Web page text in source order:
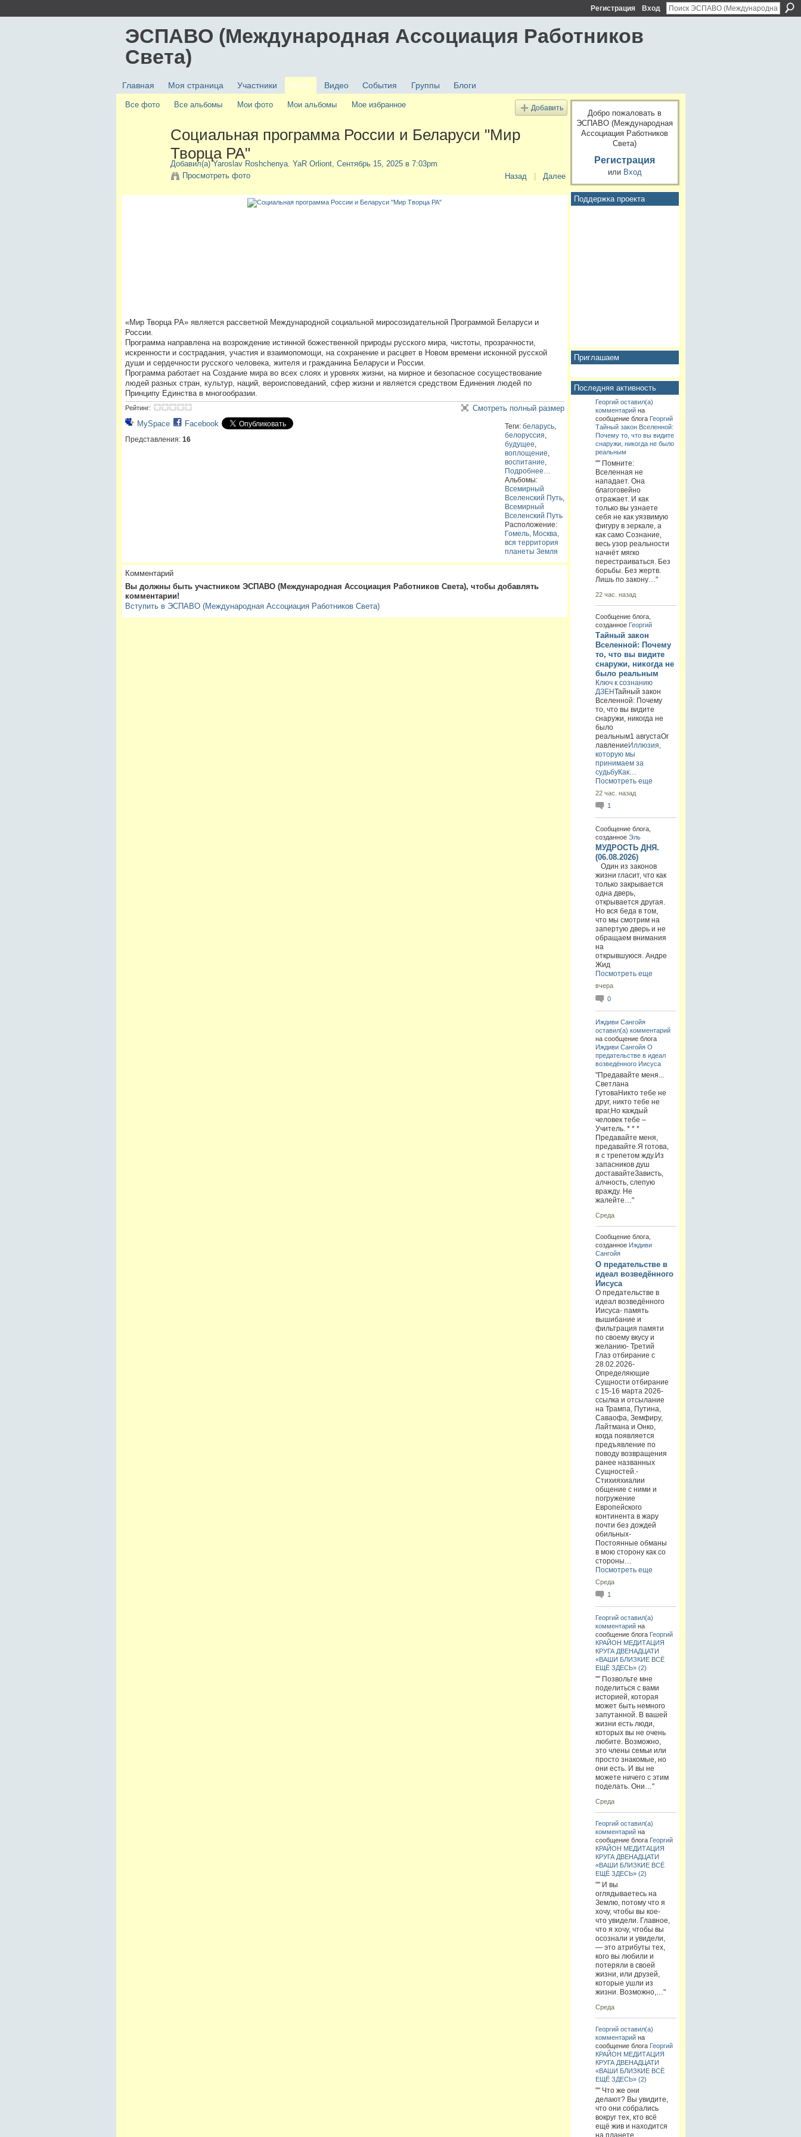
Регистрация Вход
ЭСПАВО (Международная Ассоциация Работников
Света)
Главная Моя страница Участники Фото Видео События Группы Блоги
Все фото Все альбомы Мои фото Мои альбомы Мое избранное Добавить
Социальная программа России и Беларуси "Мир
Творца РА"
Добавил(а)Yaroslav Roshchenya. YaR Orliont, Сентябрь 15, 2025 в 7:03pm
Просмотреть фото
Назад | Далее
«Мир Творца РА» является рассветной Международной социальной миросозидательной Программой Беларуси и
России.
Программа направлена на возрождение истинной божественной природы русского мира, чистоты, прозрачности,
искренности и сострадания, участия и взаимопомощи, на сохранение и расцвет в Новом времени исконной русской
души и сердечности русского человека, жителя и гражданина Беларуси и России.
Программа работает на Создание мира во всех слоях и уровнях жизни, на мирное и безопасное сосуществование
людей разных стран, культур, наций, вероисповеданий, сфер жизни и является средством Единения людей по
Принципу Единства в многообразии.
Рейтинг:
MySpace Facebook
Представления: 16
Смотреть полный размер
Теги: беларусь,
белоруссия,
будущее,
воплощение,
воспитание,
Подробнее…
Альбомы:
Всемирный
Вселенский Путь,
Всемирный
Вселенский Путь
Расположение:
Гомель, Москва,
вся территория
планеты Земля
Комментарий
Вы должны быть участником ЭСПАВО (Международная Ассоциация Работников Света), чтобы добавлять
комментарии!
Вступить в ЭСПАВО (Международная Ассоциация Работников Света)
Добро пожаловать в
ЭСПАВО (Международная
Ассоциация Работников
Света)
Регистрация
или Вход
Поддержка проекта
Приглашаем
Последняя активность
Георгий оставил(а)
комментарийна
сообщение блога Георгий
Тайный закон Вселенной:
Почему то, что вы видите
снаружи, никогда не было
реальным
"" Помните:
Вселенная не
нападает. Она
благоговейно
отражает. И как
только вы узнаете
себя не как уязвимую
фигуру в зеркале, а
как само Сознание,
весь узор реальности
начнёт мягко
перестраиваться. Без
борьбы. Без жертв.
Лишь по закону…"
22 час. назад
Сообщение блога,
созданное Георгий
Тайный закон
Вселенной: Почему
то, что вы видите
снаружи, никогда не
было реальным
Ключ к сознанию
ДЗЕНТайный закон
Вселенной: Почему
то, что вы видите
снаружи, никогда не
было
реальным1 августаОг
лавлениеИллюзия,
которую мы
принимаем за
судьбуКак…
Посмотреть еще
22 час. назад
1
Сообщение блога,
созданное Эль
МУДРОСТЬ ДНЯ.
(06.08.2026)
Один из законов
жизни гласит, что как
только закрывается
одна дверь,
открывается другая.
Но вся беда в том,
что мы смотрим на
запертую дверь и не
обращаем внимания
на
открывшуюся. Андре
Жид
Посмотреть еще
вчера
0
Иждиви Сангойя
оставил(а) комментарий
на сообщение блога
Иждиви Сангойя О
предательстве в идеал
возведённого Иисуса
"Предавайте меня...
Светлана
ГутоваНикто тебе не
друг, никто тебе не
враг,Но каждый
человек тебе –
Учитель. * * *
Предавайте меня,
предавайте.Я готова,
я с трепетом жду.Из
запасников душ
доставайтеЗависть,
алчность, слепую
вражду. Не
жалейте…"
Среда
Сообщение блога,
созданное Иждиви
Сангойя
О предательстве в
идеал возведённого
Иисуса
О предательстве в
идеал возведённого
Иисуса- память
вышибание и
фильтрация памяти
по своему вкусу и
желанию- Третий
Глаз отбирание с
28.02.2026-
Определяющие
Сущности отбирание
с 15-16 марта 2026-
ссылка и отсылание
на Трампа, Путина,
Саваофа, Земфиру,
Лайтмана и Онко,
когда появляется
предъявление по
поводу возвращения
ранее названных
Сущностей.-
Стихияхиалии
общение с ними и
погружение
Европейского
континента в жару
почти без дождей
обильных-
Постоянные обманы
в мою сторону как со
стороны…
Посмотреть еще
Среда
1
Георгий оставил(а)
комментарийна
сообщение блога Георгий
КРАЙОН МЕДИТАЦИЯ
КРУГА ДВЕНАДЦАТИ
«ВАШИ БЛИЗКИЕ ВСЁ
ЕЩЁ ЗДЕСЬ» (2)
"" Позвольте мне
поделиться с вами
историей, которая
может быть немного
запутанной. В вашей
жизни есть люди,
которых вы не очень
любите. Возможно,
это члены семьи или
просто знакомые, но
они есть. И вы не
можете ничего с этим
поделать. Они…"
Среда
Георгий оставил(а)
комментарийна
сообщение блога Георгий
КРАЙОН МЕДИТАЦИЯ
КРУГА ДВЕНАДЦАТИ
«ВАШИ БЛИЗКИЕ ВСЁ
ЕЩЁ ЗДЕСЬ» (2)
"" И вы
оглядываетесь на
Землю, потому что я
хочу, чтобы вы кое-
что увидели. Главное,
что я хочу, чтобы вы
осознали и увидели,
— это атрибуты тех,
кого вы любили и
потеряли в своей
жизни, или друзей,
которые ушли из
жизни. Возможно,…"
Среда
Георгий оставил(а)
комментарийна
сообщение блога Георгий
КРАЙОН МЕДИТАЦИЯ
КРУГА ДВЕНАДЦАТИ
«ВАШИ БЛИЗКИЕ ВСЁ
ЕЩЁ ЗДЕСЬ» (2)
"" Что же они
делают? Вы увидите,
что они собрались
вокруг тех, кто всё
ещё жив и находится
на планете.